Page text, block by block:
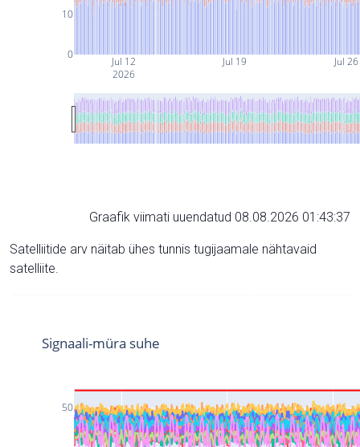
Jul 12
2026
Jul 19 Jul 26
0
10
Graafik viimati uuendatud 08.08.2026 01:43:37
Satelliitide arv näitab ühes tunnis tugijaamale nähtavaid
satelliite.
50
Signaali-müra suhe